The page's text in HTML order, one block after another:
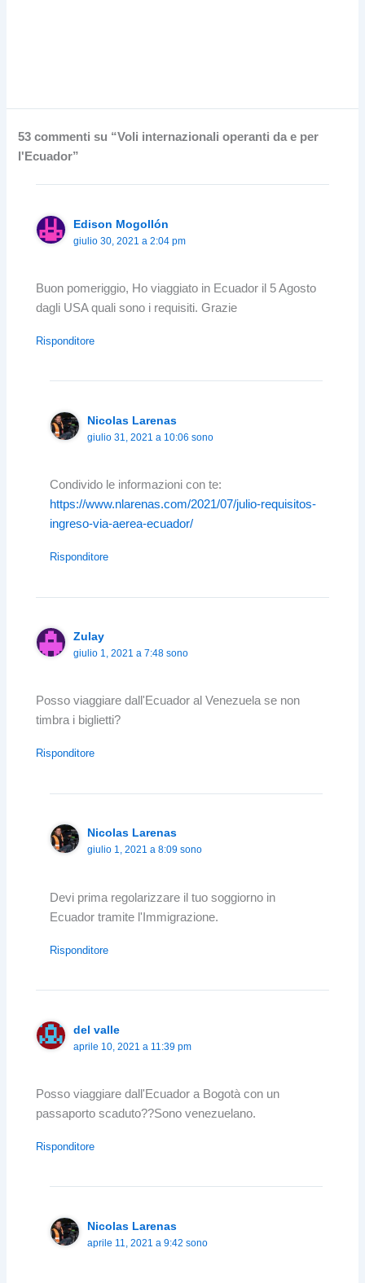
53 commenti su “Voli internazionali operanti da e per
l'Ecuador”
Edison Mogollón
giulio 30, 2021 a 2:04 pm
Buon pomeriggio, Ho viaggiato in Ecuador il 5 Agosto
dagli USA quali sono i requisiti. Grazie
Risponditore
Nicolas Larenas
giulio 31, 2021 a 10:06 sono
Condivido le informazioni con te:
https://www.nlarenas.com/2021/07/julio-requisitos-
ingreso-via-aerea-ecuador/
Risponditore
Zulay
giulio 1, 2021 a 7:48 sono
Posso viaggiare dall'Ecuador al Venezuela se non
timbra i biglietti?
Risponditore
Nicolas Larenas
giulio 1, 2021 a 8:09 sono
Devi prima regolarizzare il tuo soggiorno in
Ecuador tramite l'Immigrazione.
Risponditore
del valle
aprile 10, 2021 a 11:39 pm
Posso viaggiare dall'Ecuador a Bogotà con un
passaporto scaduto??Sono venezuelano.
Risponditore
Nicolas Larenas
aprile 11, 2021 a 9:42 sono